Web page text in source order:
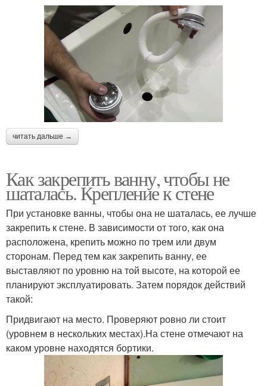
читать дальше →
Как закрепить ванну, чтобы не
шаталась. Крепление к стене
При установке ванны, чтобы она не шаталась, ее лучше
закрепить к стене. В зависимости от того, как она
расположена, крепить можно по трем или двум
сторонам. Перед тем как закрепить ванну, ее
выставляют по уровню на той высоте, на которой ее
планируют эксплуатировать. Затем порядок действий
такой:
Придвигают на место. Проверяют ровно ли стоит
(уровнем в нескольких местах).На стене отмечают на
каком уровне находятся бортики.